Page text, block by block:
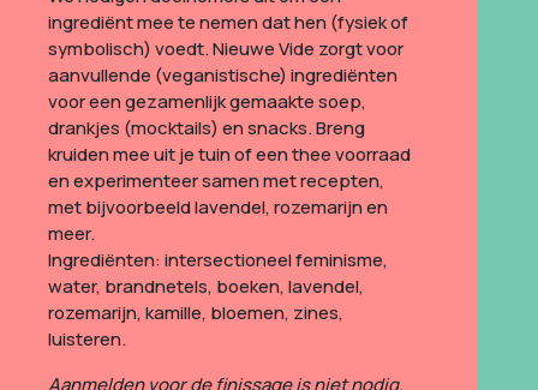
ingrediënt mee te nemen dat hen (fysiek of
symbolisch) voedt. Nieuwe Vide zorgt voor
aanvullende (veganistische) ingrediënten
voor een gezamenlijk gemaakte soep,
drankjes (mocktails) en snacks. Breng
kruiden mee uit je tuin of een thee voorraad
en experimenteer samen met recepten,
met bijvoorbeeld lavendel, rozemarijn en
meer.
Ingrediënten: intersectioneel feminisme,
water, brandnetels, boeken, lavendel,
rozemarijn, kamille, bloemen, zines,
luisteren.
Aanmelden voor de finissage is niet nodig.